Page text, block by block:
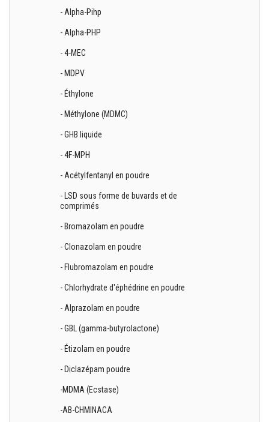
- Alpha-Pihp
- Alpha-PHP
- 4-MEC
- MDPV
- Éthylone
- Méthylone (MDMC)
- GHB liquide
- 4F-MPH
- Acétylfentanyl en poudre
- LSD sous forme de buvards et de
comprimés
- Bromazolam en poudre
- Clonazolam en poudre
- Flubromazolam en poudre
- Chlorhydrate d'éphédrine en poudre
- Alprazolam en poudre
- GBL (gamma-butyrolactone)
- Étizolam en poudre
- Diclazépam poudre
-MDMA (Ecstase)
-AB-CHMINACA